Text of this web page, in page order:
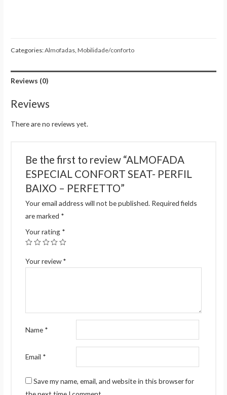
Categories:Almofadas,Mobilidade/conforto
Reviews (0)
Reviews
There are no reviews yet.
Be the first to review “ALMOFADA
ESPECIAL CONFORT SEAT- PERFIL
BAIXO – PERFETTO”
Your email address will not be published. Required fields
are marked *
Your rating *
Your review*
Name *
Email *
Save my name, email, and website in this browser for